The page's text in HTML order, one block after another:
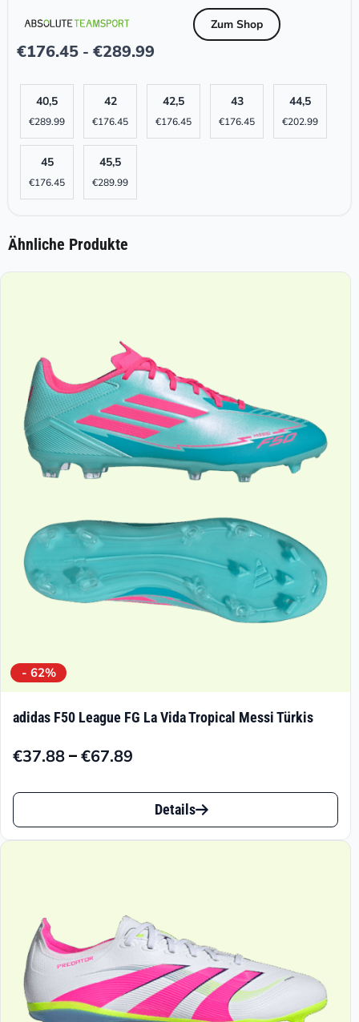
€176.45 - €289.99
Zum Shop
40,5
€289.99
42
€176.45
42,5
€176.45
43
€176.45
44,5
€202.99
45
€176.45
45,5
€289.99
Ähnliche Produkte
- 62%
adidas F50 League FG La Vida Tropical Messi Türkis
€37.88–€67.89
Preisspanne:
€67.89
Dieses
Produkt
auf.
Die
Optionen
Details